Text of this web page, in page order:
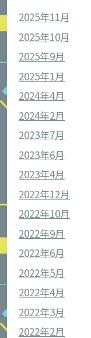
2025年11月
2025年10月
2025年9月
2025年1月
2024年4月
2024年2月
2023年7月
2023年6月
2023年4月
2022年12月
2022年10月
2022年9月
2022年6月
2022年5月
2022年4月
2022年3月
2022年2月